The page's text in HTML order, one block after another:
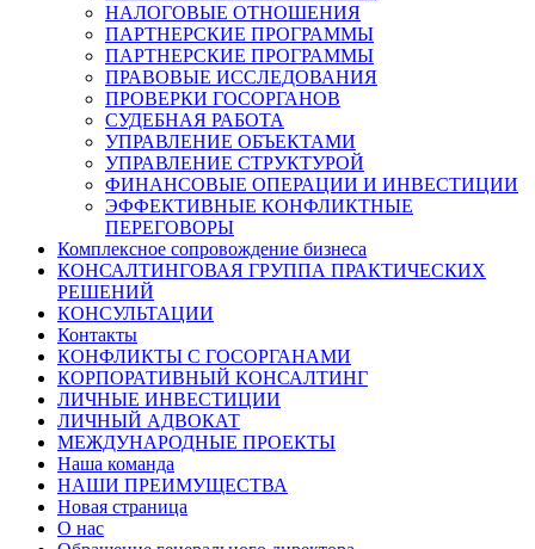
НАЛОГОВЫЕ ОТНОШЕНИЯ
ПАРТНЕРСКИЕ ПРОГРАММЫ
ПАРТНЕРСКИЕ ПРОГРАММЫ
ПРАВОВЫЕ ИССЛЕДОВАНИЯ
ПРОВЕРКИ ГОСОРГАНОВ
СУДЕБНАЯ РАБОТА
УПРАВЛЕНИЕ ОБЪЕКТАМИ
УПРАВЛЕНИЕ СТРУКТУРОЙ
ФИНАНСОВЫЕ ОПЕРАЦИИ И ИНВЕСТИЦИИ
ЭФФЕКТИВНЫЕ КОНФЛИКТНЫЕ
ПЕРЕГОВОРЫ
Комплексное сопровождение бизнеса
КОНСАЛТИНГОВАЯ ГРУППА ПРАКТИЧЕСКИХ
РЕШЕНИЙ
КОНСУЛЬТАЦИИ
Контакты
КОНФЛИКТЫ С ГОСОРГАНАМИ
КОРПОРАТИВНЫЙ КОНСАЛТИНГ
ЛИЧНЫЕ ИНВЕСТИЦИИ
ЛИЧНЫЙ АДВОКАТ
МЕЖДУНАРОДНЫЕ ПРОЕКТЫ
Наша команда
НАШИ ПРЕИМУЩЕСТВА
Новая страница
О нас